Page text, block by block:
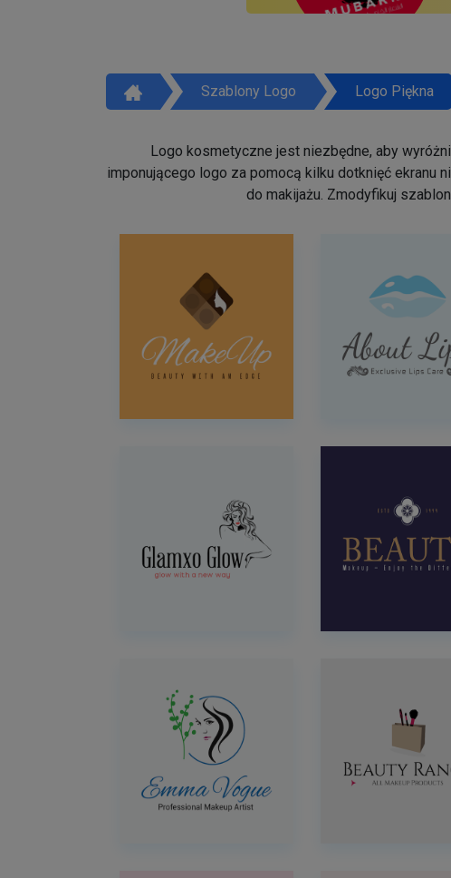
Szablony Logo Logo Piękna
Logo kosmetyczne jest niezbędne, aby
imponującego logo za pomocą kilku dotknięć ekranu
do makijażu. Zmodyfikuj